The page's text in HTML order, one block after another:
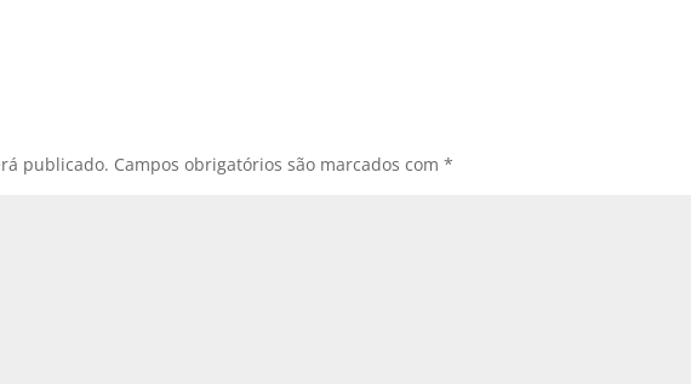
publicado. Campos obrigatórios são marcados com*